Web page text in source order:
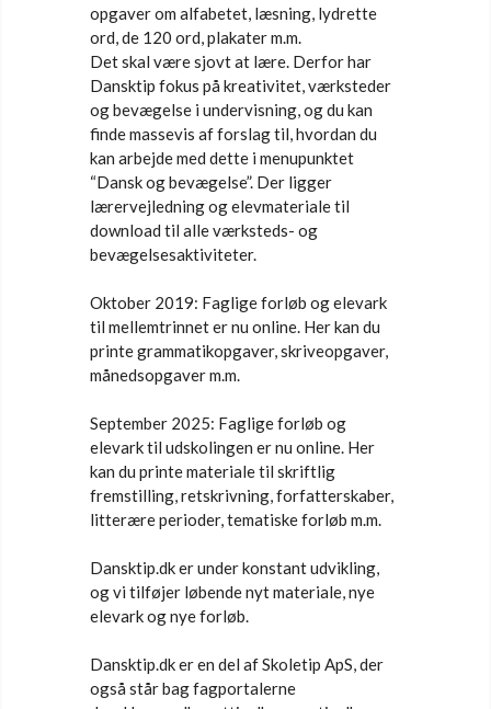
opgaver om alfabetet, læsning, lydrette
ord, de 120 ord, plakater m.m.
Det skal være sjovt at lære. Derfor har
Dansktip fokus på kreativitet, værksteder
og bevægelse i undervisning, og du kan
finde massevis af forslag til, hvordan du
kan arbejde med dette i menupunktet
“Dansk og bevægelse”. Der ligger
lærervejledning og elevmateriale til
download til alle værksteds- og
bevægelsesaktiviteter.
Oktober 2019: Faglige forløb og elevark
til mellemtrinnet er nu online. Her kan du
printe grammatikopgaver, skriveopgaver,
månedsopgaver m.m.
September 2025: Faglige forløb og
elevark til udskolingen er nu online. Her
kan du printe materiale til skriftlig
fremstilling, retskrivning, forfatterskaber,
litterære perioder, tematiske forløb m.m.
Dansktip.dk er under konstant udvikling,
og vi tilføjer løbende nyt materiale, nye
elevark og nye forløb.
Dansktip.dk er en del af Skoletip ApS, der
også står bag fagportalerne